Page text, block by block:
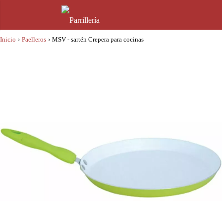
Inicio › Paelleros › MSV - sartén Crepera para cocinas